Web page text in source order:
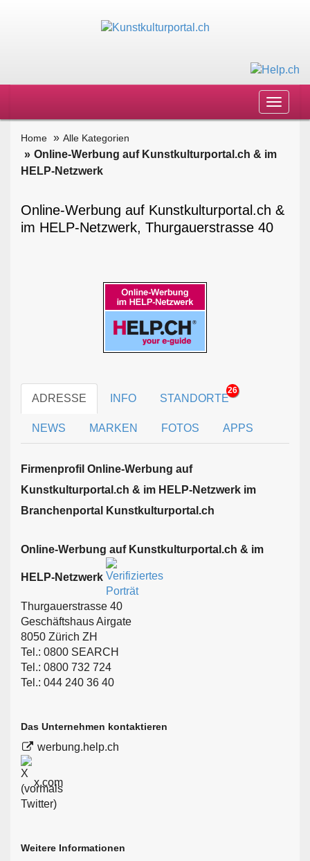
Toggle
Home Alle Kategorien
Online-Werbung auf Kunstkulturportal.ch & im
HELP-Netzwerk
Online-Werbung auf Kunstkulturportal.ch &
im HELP-Netzwerk, Thurgauerstrasse 40
ADRESSE INFO STANDORTE
26
NEWS MARKEN FOTOS APPS
Firmen­profil Online-Werbung auf
Kunstkulturportal.ch & im HELP-Netzwerk im
Branchen­portal Kunstkulturportal.ch
Online-Werbung auf Kunstkulturportal.ch & im
HELP-Netzwerk
Thurgauerstrasse 40
Geschäftshaus Airgate
8050 Zürich ZH
Tel.: 0800 SEARCH
Tel.: 0800 732 724
Tel.: 044 240 36 40
Das Unternehmen kontaktieren
werbung.help.ch
x.com
Weitere Informationen